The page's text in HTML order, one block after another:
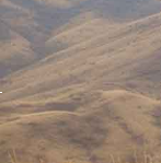
冬奥里的清华美院人